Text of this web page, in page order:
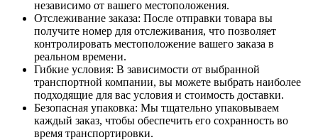
независимо от вашего местоположения.
Отслеживание заказа: После отправки товара вы
получите номер для отслеживания, что позволяет
контролировать местоположение вашего заказа в
реальном времени.
Гибкие условия: В зависимости от выбранной
транспортной компании, вы можете выбрать наиболее
подходящие для вас условия и стоимость доставки.
Безопасная упаковка: Мы тщательно упаковываем
каждый заказ, чтобы обеспечить его сохранность во
время транспортировки.